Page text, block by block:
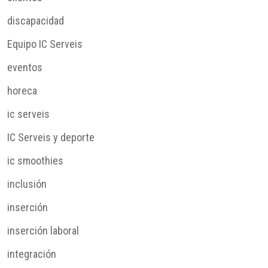
discapacidad
Equipo IC Serveis
eventos
horeca
ic serveis
IC Serveis y deporte
ic smoothies
inclusión
inserción
inserción laboral
integración